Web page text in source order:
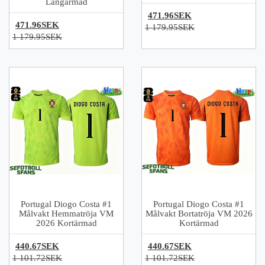
471.96SEK
1 179.95SEK
471.96SEK
1 179.95SEK
Portugal Diogo Costa #1
Målvakt Hemmatröja VM
2026 Kortärmad
440.67SEK
1 101.72SEK
Portugal Diogo Costa #1
Målvakt Bortatröja VM 2026
Kortärmad
440.67SEK
1 101.72SEK